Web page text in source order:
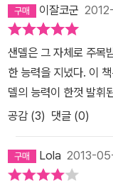
가 드러난 지금이야말
과 공생’의 외침이 아
판단을 내려야 할 시기
바로 이러한 문제의식
달려 있다고 본다. 『돈
러일으키고 시장의 도
방법을 결정할 철학적
처럼 ‘우리가 어떻게
이잘코군
샌델은 그 자체로 주목
한 능력을 지녔다. 이
델의 능력이 한껏 발휘
공감 (3) 댓글 (0)
Lola 2013-